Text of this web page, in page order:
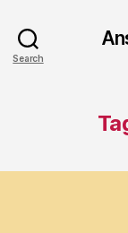
Search